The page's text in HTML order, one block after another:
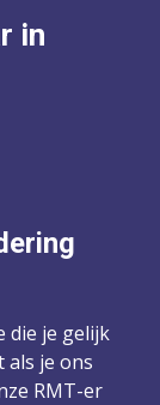
in
die je gelijk
als je ons
RMT-er